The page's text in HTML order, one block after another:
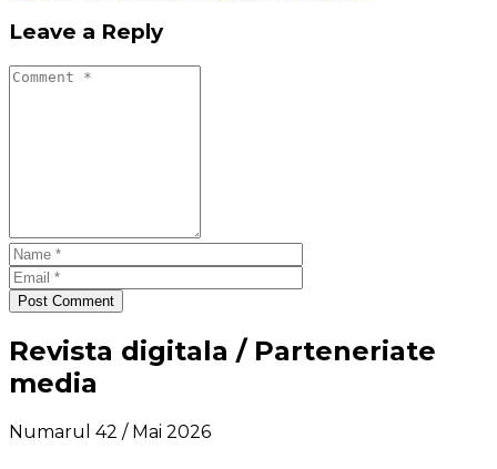
Leave a Reply
Post Comment
Revista digitala / Parteneriate
media
Numarul 42 / Mai 2026